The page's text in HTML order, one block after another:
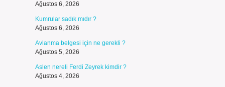
Ağustos 6, 2026
Kumrular sadık mıdır ?
Ağustos 6, 2026
Avlanma belgesi için ne gerekli ?
Ağustos 5, 2026
Aslen nereli Ferdi Zeyrek kimdir ?
Ağustos 4, 2026